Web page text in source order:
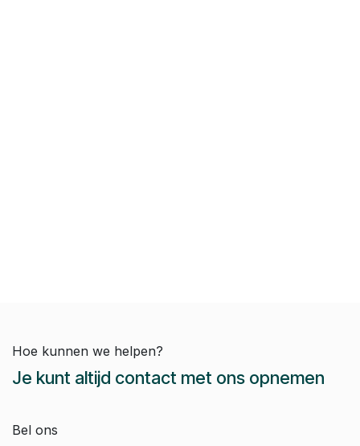
Hoe kunnen we helpen?
Je kunt altijd contact met ons opnemen
Bel ons